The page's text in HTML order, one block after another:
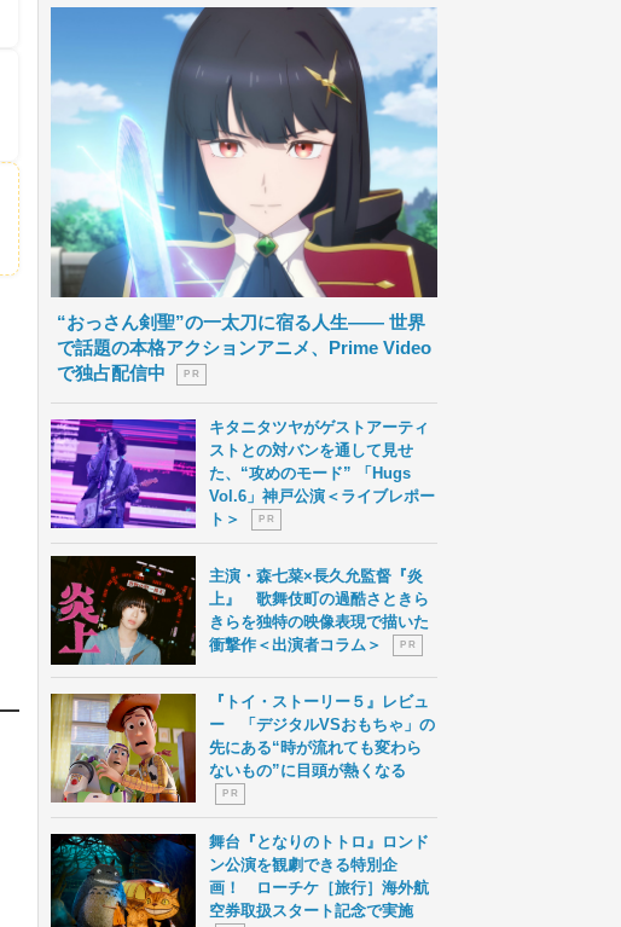
“おっさん剣聖”の一太刀に宿る人生―― 世界
で話題の本格アクションアニメ、Prime Video
で独占配信中
P R
キタニタツヤがゲストアーティ
ストとの対バンを通して見せ
た、“攻めのモード” 「Hugs
Vol.6」神戸公演＜ライブレポー
ト＞
P R
主演・森七菜×長久允監督『炎
上』 歌舞伎町の過酷さときら
きらを独特の映像表現で描いた
衝撃作＜出演者コラム＞
P R
『トイ・ストーリー５』レビュ
ー 「デジタルVSおもちゃ」の
先にある“時が流れても変わら
ないもの”に目頭が熱くなる
P R
舞台『となりのトトロ』ロンド
ン公演を観劇できる特別企
画！ ローチケ［旅行］海外航
空券取扱スタート記念で実施